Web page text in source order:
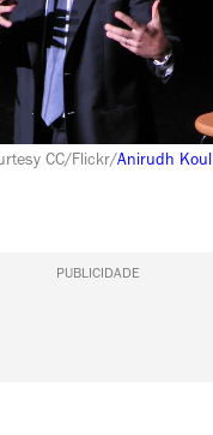
CC/Flickr/Anirudh Koul
PUBLICIDADE